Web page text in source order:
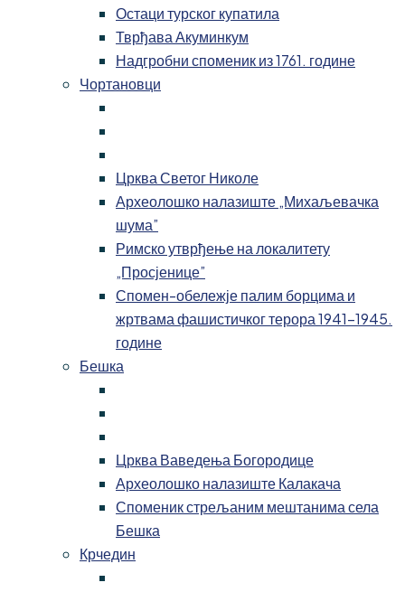
Остаци турског купатила
Тврђава Акуминкум
Надгробни споменик из 1761. године
Чортановци
Црква Светог Николе
Археолошко налазиште „Михаљевачка
шума”
Римско утврђење на локалитету
„Просјенице”
Спомен-обележје палим борцима и
жртвама фашистичког терора 1941-1945.
године
Бешка
Црква Ваведења Богородице
Археолошко налазиште Калакача
Споменик стрељаним мештанима села
Бешка
Крчедин